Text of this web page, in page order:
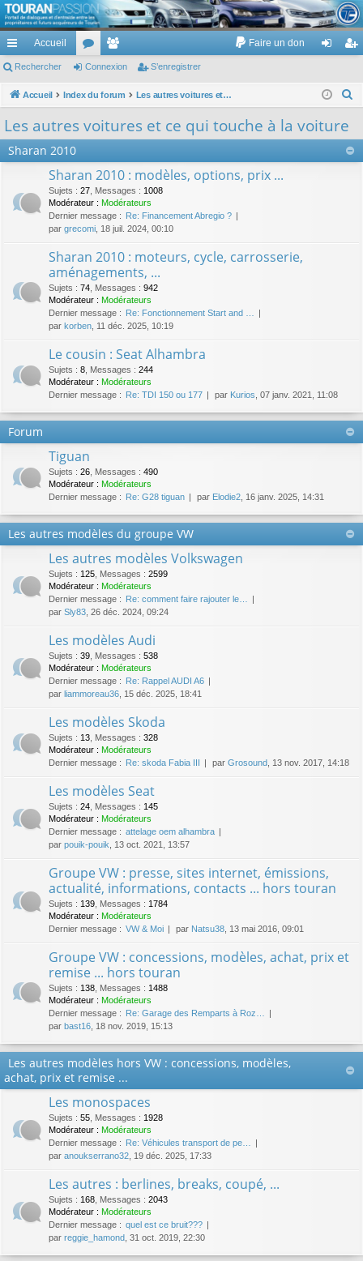
TouranPassion
Le forum des propriétaires ou futurs acquéreurs du Volkswagen Touran
cc
ès
pi
de
Accueil
or
u
s
e
m
es
Faire un don
ne
on
nr
ist
re
Rechercher Connexion S’enregistrer
Accueil Index du forum Les autres voitures et ce qui touche à la voiture
Les autres voitures et ce qui touche à la voiture
Sharan 2010
Sharan 2010 : modèles, options, prix ...
Sujets : 27 Messages : 1008
Modérateur : Modérateurs
Dernier message : Re: Financement Abregio ?
par grecomi , 18 juil. 2024, 00:10
Sharan 2010 : moteurs, cycle, carrosserie,
aménagements, ...
Sujets : 74 Messages : 942
Modérateur : Modérateurs
Dernier message : Re: Fonctionnement Start and …
par korben , 11 déc. 2025, 10:19
Le cousin : Seat Alhambra
Sujets : 8 Messages : 244
Modérateur : Modérateurs
Dernier message : Re: TDI 150 ou 177 par Kurios , 07 janv. 2021, 11:08
Forum
Tiguan
Sujets : 26 Messages : 490
Modérateur : Modérateurs
Dernier message : Re: G28 tiguan par Elodie2 , 16 janv. 2025, 14:31
Les autres modèles du groupe VW
Les autres modèles Volkswagen
Sujets : 125 Messages : 2599
Modérateur : Modérateurs
Dernier message : Re: comment faire rajouter le…
par Sly83 , 26 déc. 2024, 09:24
Les modèles Audi
Sujets : 39 Messages : 538
Modérateur : Modérateurs
Dernier message : Re: Rappel AUDI A6
par liammoreau36 , 15 déc. 2025, 18:41
Les modèles Skoda
Sujets : 13 Messages : 328
Modérateur : Modérateurs
Dernier message : Re: skoda Fabia III par Grosound , 13 nov. 2017, 14:18
Les modèles Seat
Sujets : 24 Messages : 145
Modérateur : Modérateurs
Dernier message : attelage oem alhambra
par pouik-pouik , 13 oct. 2021, 13:57
Groupe VW : presse, sites internet, émissions,
actualité, informations, contacts ... hors touran
Sujets : 139 Messages : 1784
Modérateur : Modérateurs
Dernier message : VW & Moi par Natsu38 , 13 mai 2016, 09:01
Groupe VW : concessions, modèles, achat, prix et
remise ... hors touran
Sujets : 138 Messages : 1488
Modérateur : Modérateurs
Dernier message : Re: Garage des Remparts à Roz…
par bast16 , 18 nov. 2019, 15:13
Les autres modèles hors VW : concessions, modèles,
achat, prix et remise ...
Les monospaces
Sujets : 55 Messages : 1928
Modérateur : Modérateurs
Dernier message : Re: Véhicules transport de pe…
par anoukserrano32 , 19 déc. 2025, 17:33
Les autres : berlines, breaks, coupé, ...
Sujets : 168 Messages : 2043
Modérateur : Modérateurs
Dernier message : quel est ce bruit???
par reggie_hamond , 31 oct. 2019, 22:30